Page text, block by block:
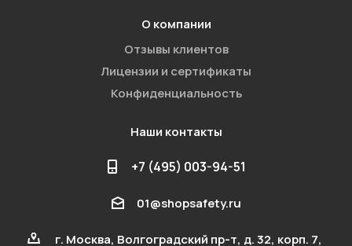
О компании
Отзывы клиентов
Лицензии и сертификаты
Конфиденциальность
Наши контакты
+7 (495) 003-94-51
01@shopsafety.ru
г. Москва, Волгоградский пр-т, д. 32, корп. 7,